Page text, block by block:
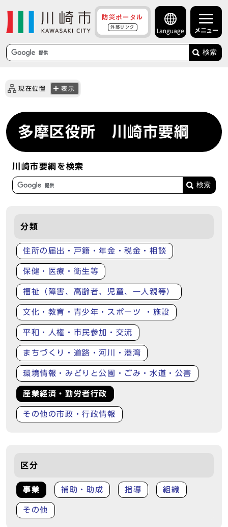
防災ポータル
外部リンク
Language メニュー
検索
現在位置 表示
多摩区役所 川崎市要綱
川崎市要綱を検索
分類
住所の届出・戸籍・年金・税金・相談
保健・医療・衛生等
福祉（障害、高齢者、児童、一人親等）
文化・教育・青少年・スポーツ ・施設
平和・人権・市民参加・交流
まちづくり・道路・河川・港湾
環境情報・みどりと公園・ごみ・水道・公害
産業経済・勤労者行政
その他の市政・行政情報
区分
事業 補助・助成 指導 組織
その他